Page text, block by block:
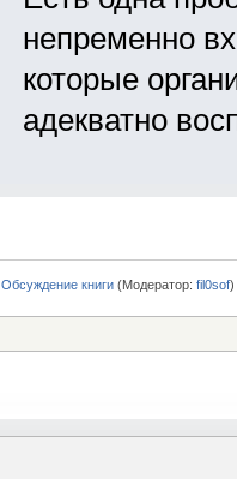
непременно
которые
адекватно
Обсуждение книги(Модератор: fil0sof)